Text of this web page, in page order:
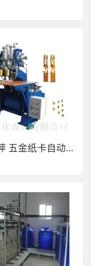
，脱水后物料水
至2000小时以上‌
长处理高含水量
宁波康萍 五金纸卡自动鸡眼机 线路板自动铆接机